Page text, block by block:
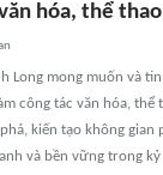
hóa, thể
Long mong muốn và
công tác văn hóa,
kiến tạo không
và bền vững trong